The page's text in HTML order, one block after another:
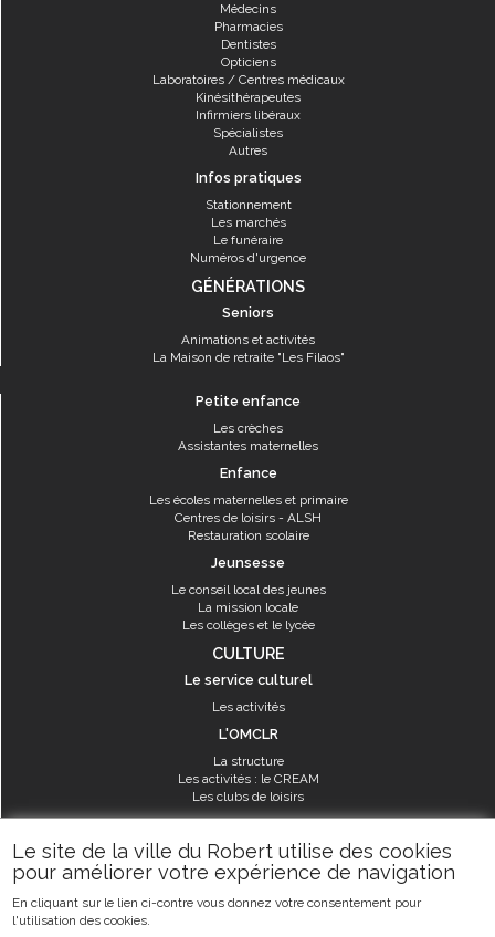
Le site de la ville du Robert utilise des cookies
pour améliorer votre expérience de navigation
En cliquant sur le lien ci-contre vous donnez votre consentement pour
l'utilisation des cookies.
Médecins
Pharmacies
Dentistes
Opticiens
Laboratoires / Centres médicaux
Kinésithérapeutes
Infirmiers libéraux
Spécialistes
Autres
Infos pratiques
Stationnement
Les marchés
Le funéraire
Numéros d'urgence
GÉNÉRATIONS
Seniors
Animations et activités
La Maison de retraite "Les Filaos"
Petite enfance
Les crèches
Assistantes maternelles
Enfance
Les écoles maternelles et primaire
Centres de loisirs - ALSH
Restauration scolaire
Jeunsesse
Le conseil local des jeunes
La mission locale
Les collèges et le lycée
CULTURE
Le service culturel
Les activités
L'OMCLR
La structure
Les activités : le CREAM
Les clubs de loisirs
SPORT
Les équipements sportifs
Les aménagements municipaux
Les activités